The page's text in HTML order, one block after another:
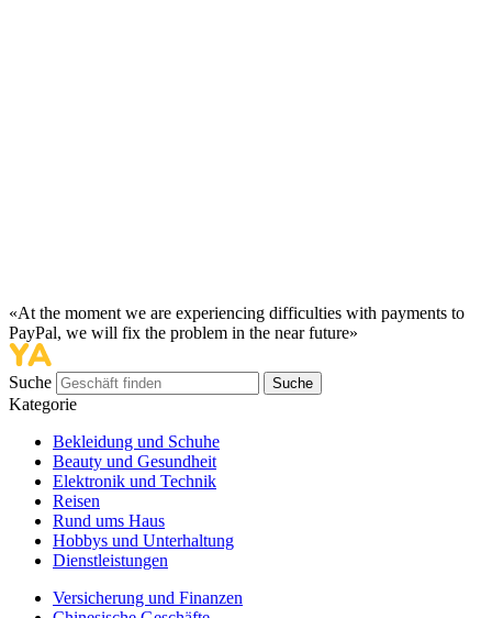
«At the moment we are experiencing difficulties with payments to
PayPal, we will fix the problem in the near future»
Suche Suche
Kategorie
Bekleidung und Schuhe
Beauty und Gesundheit
Elektronik und Technik
Reisen
Rund ums Haus
Hobbys und Unterhaltung
Dienstleistungen
Versicherung und Finanzen